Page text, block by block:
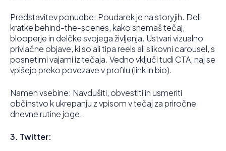
Predstavitev ponudbe: Poudarek je na storyjih. Deli
kratke behind-the-scenes, kako snemaš tečaj,
blooperje in delčke svojega življenja. Ustvari vizualno
privlačne objave, ki so ali tipa reels ali slikovni carousel, s
posnetimi vajami iz tečaja. Vedno vključi tudi CTA, naj se
vpišejo preko povezave v profilu (link in bio).
Namen vsebine: Navdušiti, obvestiti in usmeriti
občinstvo k ukrepanju z vpisom v tečaj za priročne
dnevne rutine joge.
3. Twitter: